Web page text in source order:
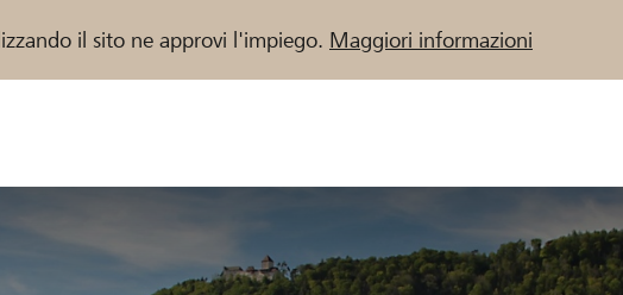
il sito ne approvi l'impiego. Maggiori informazioni